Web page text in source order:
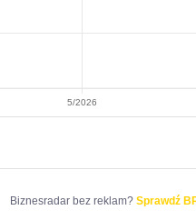
5/2026
Biznesradar bez reklam? Sprawdź